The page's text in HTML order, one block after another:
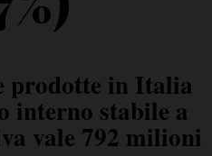
prodotte in Italia
interno stabile a
vale 792 milioni